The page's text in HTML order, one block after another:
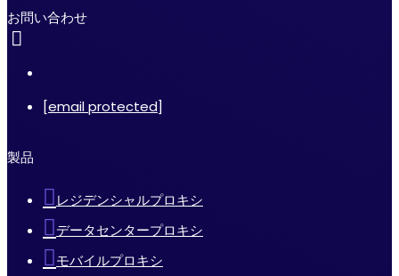
お問い合わせ
[email protected]
製品
レジデンシャルプロキシ
データセンタープロキシ
モバイルプロキシ